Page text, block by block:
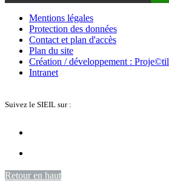
Mentions légales
Protection des données
Contact et plan d'accès
Plan du site
Création / développement : Proje©til
Intranet
Suivez le SIEIL sur :
Retour en haut